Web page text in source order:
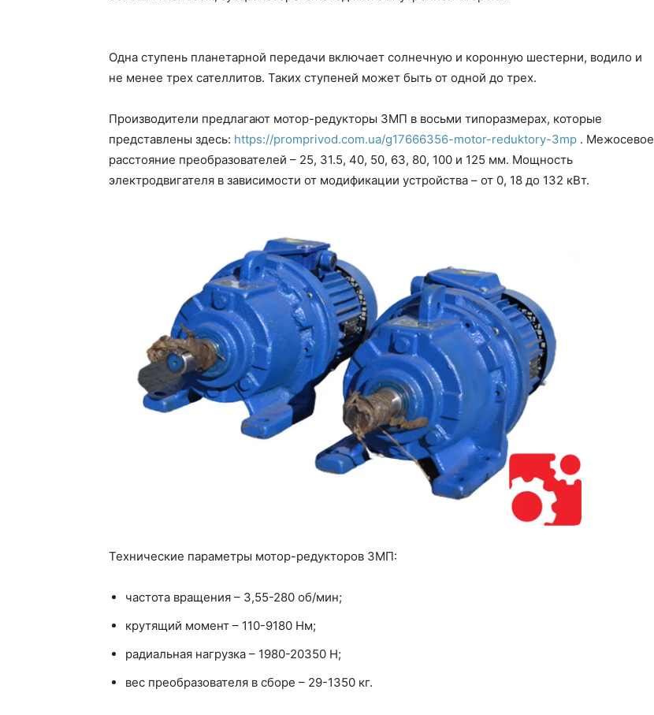
Одна ступень планетарной передачи включает солнечную и коронную шестерни, водило и
не менее трех сателлитов. Таких ступеней может быть от одной до трех.
Производители предлагают мотор-редукторы 3МП в восьми типоразмерах, которые
представлены здесь: https://promprivod.com.ua/g17666356-motor-reduktory-3mp . Межосевое
расстояние преобразователей – 25, 31.5, 40, 50, 63, 80, 100 и 125 мм. Мощность
электродвигателя в зависимости от модификации устройства – от 0, 18 до 132 кВт.
Технические параметры мотор-редукторов 3МП:
частота вращения – 3,55-280 об/мин;
крутящий момент – 110-9180 Нм;
радиальная нагрузка – 1980-20350 Н;
вес преобразователя в сборе – 29-1350 кг.